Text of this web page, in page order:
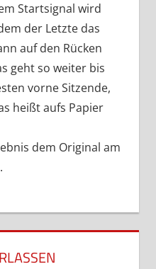
Startsignal wird
der Letzte das
auf den Rücken
geht so weiter bis
vorne Sitzende,
heißt aufs Papier
dem Original am